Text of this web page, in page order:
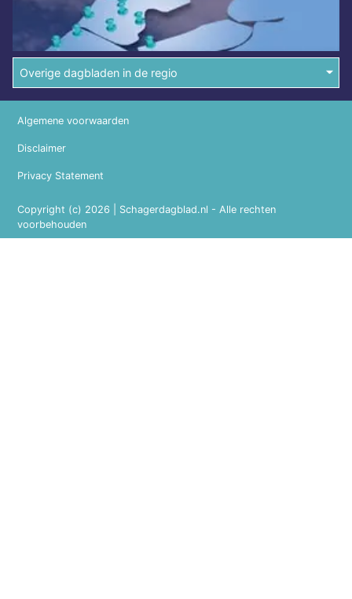
Overige dagbladen in de regio
Copyright (c) 2026 | Schagerdagblad.nl - Alle rechten
voorbehouden
Algemene voorwaarden
Disclaimer
Privacy Statement